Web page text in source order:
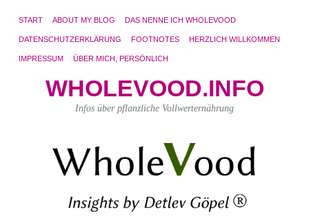
START ABOUT MY BLOG DAS NENNE ICH WHOLEVOOD
DATENSCHUTZERKLÄRUNG FOOTNOTES HERZLICH WILLKOMMEN
IMPRESSUM ÜBER MICH, PERSÖNLICH
WHOLEVOOD.INFO
Infos über pflanzliche Vollwerternährung